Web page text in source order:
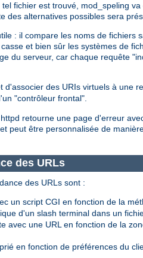
fichier est trouvé, mod_speling
des alternatives possibles sera
: il compare les noms de
et bien sûr les systèmes de
du serveur, car chaque requête
d'associer des URIs virtuels à une
"contrôleur frontal".
retourne une page d'erreur
et peut être personnalisée de
des URLs
des URLs sont :
un script CGI en fonction de la
d'un slash terminal dans un
avec une URL en fonction de la
en fonction de préférences du